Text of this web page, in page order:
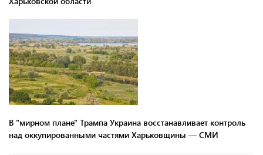
В "мирном плане" Трампа Украина восстанавливает контроль
над оккупированными частями Харьковщины — СМИ